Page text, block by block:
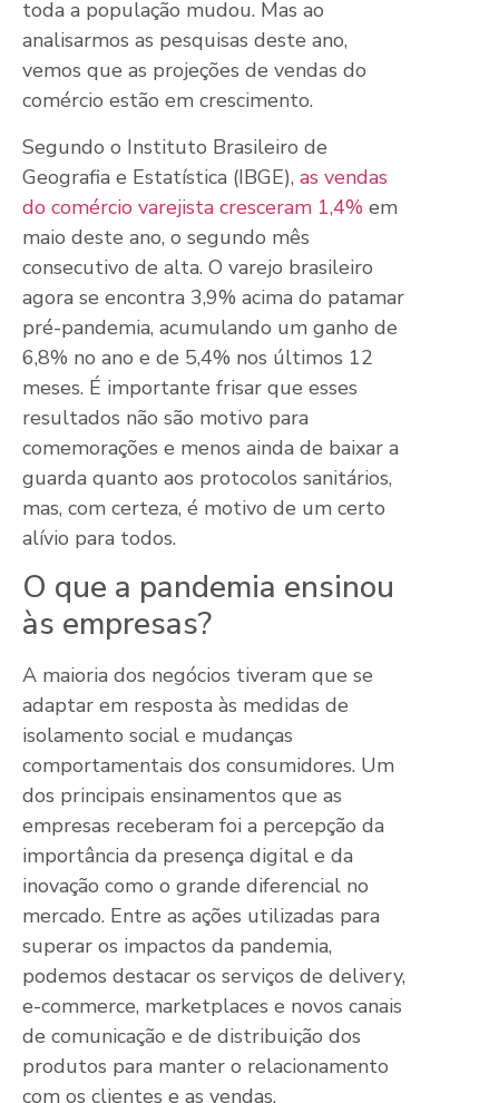
toda a população mudou. Mas ao
analisarmos as pesquisas deste ano,
vemos que as projeções de vendas do
comércio estão em crescimento.
Segundo o Instituto Brasileiro de
Geografia e Estatística (IBGE), as vendas
do comércio varejista cresceram 1,4% em
maio deste ano, o segundo mês
consecutivo de alta. O varejo brasileiro
agora se encontra 3,9% acima do patamar
pré-pandemia, acumulando um ganho de
6,8% no ano e de 5,4% nos últimos 12
meses. É importante frisar que esses
resultados não são motivo para
comemorações e menos ainda de baixar a
guarda quanto aos protocolos sanitários,
mas, com certeza, é motivo de um certo
alívio para todos.
O que a pandemia ensinou
às empresas?
A maioria dos negócios tiveram que se
adaptar em resposta às medidas de
isolamento social e mudanças
comportamentais dos consumidores. Um
dos principais ensinamentos que as
empresas receberam foi a percepção da
importância da presença digital e da
inovação como o grande diferencial no
mercado. Entre as ações utilizadas para
superar os impactos da pandemia,
podemos destacar os serviços de delivery,
e-commerce, marketplaces e novos canais
de comunicação e de distribuição dos
produtos para manter o relacionamento
com os clientes e as vendas.